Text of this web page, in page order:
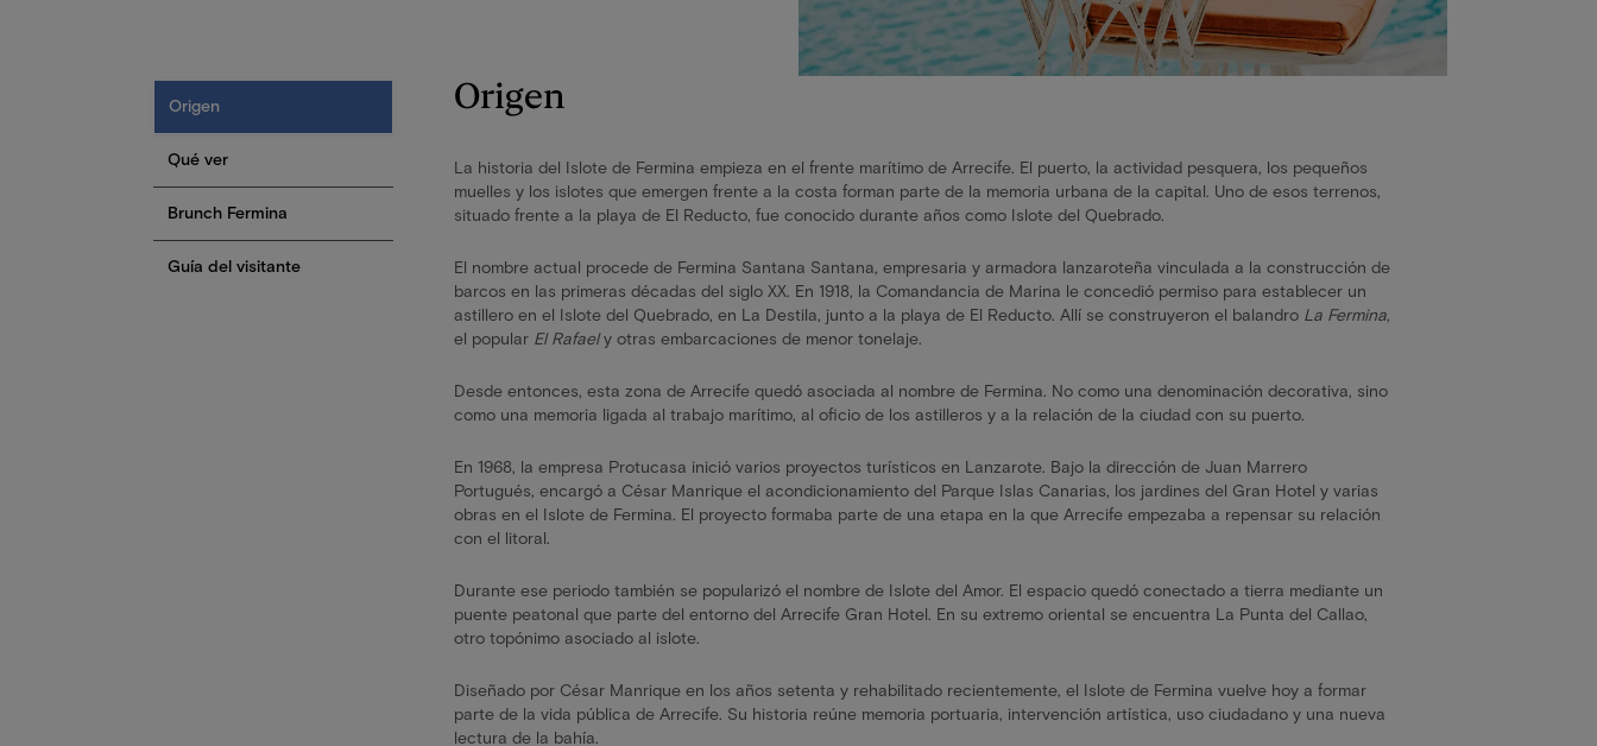
Origen
Qué ver
Brunch Fermina
Guía del visitante
Origen
La historia del Islote de Fermina empieza en el frente marítimo de Arrecife. El puerto, la actividad pesquera, los pequeños
muelles y los islotes que emergen frente a la costa forman parte de la memoria urbana de la capital. Uno de esos terrenos,
situado frente a la playa de El Reducto, fue conocido durante años como Islote del Quebrado.
El nombre actual procede de Fermina Santana Santana, empresaria y armadora lanzaroteña vinculada a la construcción de
barcos en las primeras décadas del siglo XX. En 1918, la Comandancia de Marina le concedió permiso para establecer un
astillero en el Islote del Quebrado, en La Destila, junto a la playa de El Reducto. Allí se construyeron el balandro La Fermina,
el popular El Rafaely otras embarcaciones de menor tonelaje.
Desde entonces, esta zona de Arrecife quedó asociada al nombre de Fermina. No como una denominación decorativa, sino
como una memoria ligada al trabajo marítimo, al oficio de los astilleros y a la relación de la ciudad con su puerto.
En 1968, la empresa Protucasa inició varios proyectos turísticos en Lanzarote. Bajo la dirección de Juan Marrero
Portugués, encargó a César Manrique el acondicionamiento del Parque Islas Canarias, los jardines del Gran Hotel y varias
obras en el Islote de Fermina. El proyecto formaba parte de una etapa en la que Arrecife empezaba a repensar su relación
con el litoral.
Durante ese periodo también se popularizó el nombre de Islote del Amor. El espacio quedó conectado a tierra mediante un
puente peatonal que parte del entorno del Arrecife Gran Hotel. En su extremo oriental se encuentra La Punta del Callao,
otro topónimo asociado al islote.
Diseñado por César Manrique en los años setenta y rehabilitado recientemente, el Islote de Fermina vuelve hoy a formar
parte de la vida pública de Arrecife. Su historia reúne memoria portuaria, intervención artística, uso ciudadano y una nueva
lectura de la bahía.